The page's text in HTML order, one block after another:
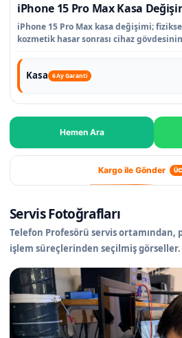
iPhone 15 Pro Max Kasa
iPhone 15 Pro Max kasa değişimi;
kozmetik hasar sonrası cihaz
Kasa 6 Ay Garanti
Hemen Ara
Kargo ile Gönder
Servis Fotoğrafları
Telefon Profesörü servis ortamından,
işlem süreçlerinden seçilmiş görseller.